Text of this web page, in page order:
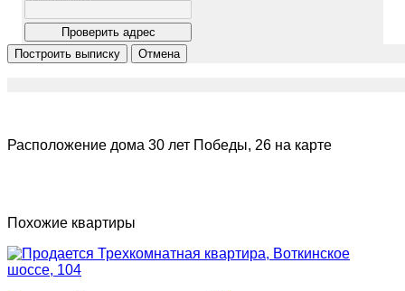
Расположение дома 30 лет Победы, 26 на карте
Похожие квартиры